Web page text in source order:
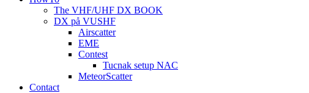
The VHF/UHF DX BOOK
DX på VUSHF
Airscatter
EME
Contest
Tucnak setup NAC
MeteorScatter
Contact